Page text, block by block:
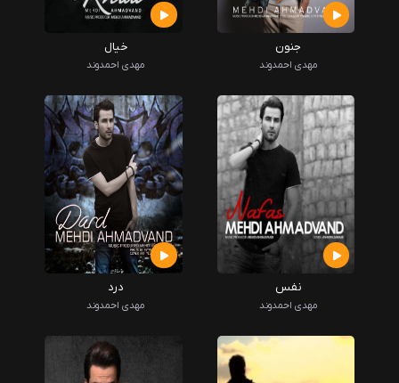
جنون
مهدی احمدوند
خیال
مهدی احمدوند
نفس
مهدی احمدوند
درد
مهدی احمدوند